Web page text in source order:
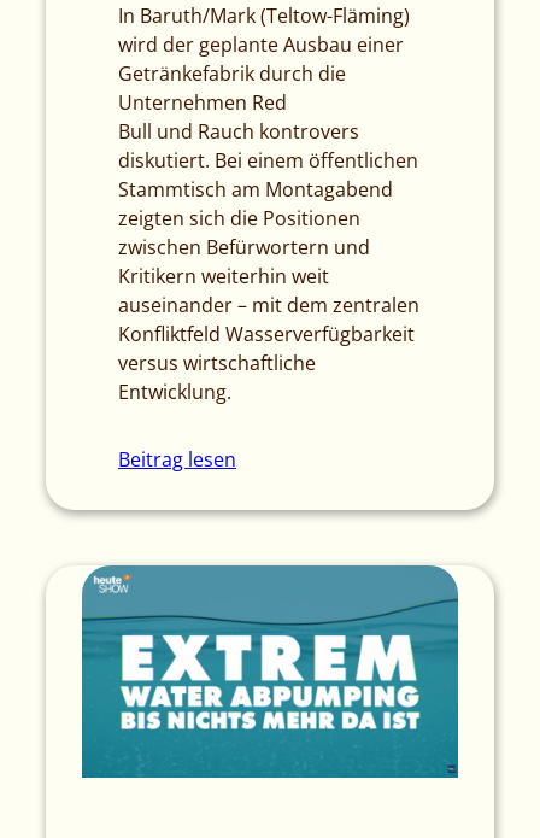
In Baruth/Mark (Teltow-Fläming)
wird der geplante Ausbau einer
Getränkefabrik durch die
Unternehmen Red
Bull und Rauch kontrovers
diskutiert. Bei einem öffentlichen
Stammtisch am Montagabend
zeigten sich die Positionen
zwischen Befürwortern und
Kritikern weiterhin weit
auseinander – mit dem zentralen
Konfliktfeld Wasserverfügbarkeit
versus wirtschaftliche
Entwicklung.
Beitrag lesen